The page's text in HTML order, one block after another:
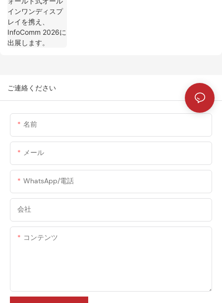
ご連絡ください
名前
メール
WhatsApp/電話
会社
コンテンツ